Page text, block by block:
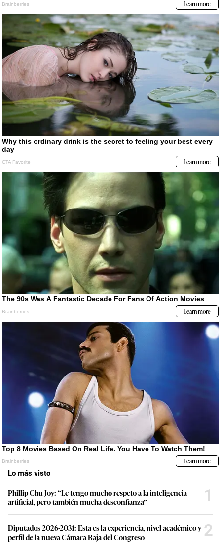
Lo más visto
Phillip Chu Joy: “Le tengo mucho respeto a la inteligencia
artificial, pero también mucha desconfianza”
1
Diputados 2026-2031: Esta es la experiencia, nivel académico y
perfil de la nueva Cámara Baja del Congreso
2